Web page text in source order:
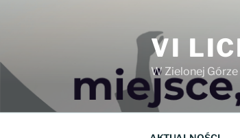
VI
W Zielonej Górze